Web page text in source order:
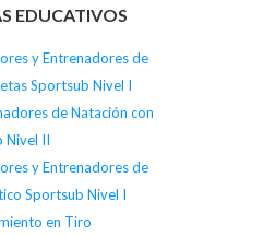
entradas
EDUCATIVOS
y Entrenadores de
Sportsub Nivel I
de Natación con
Nivel II
y Entrenadores de
Sportsub Nivel I
en Tiro